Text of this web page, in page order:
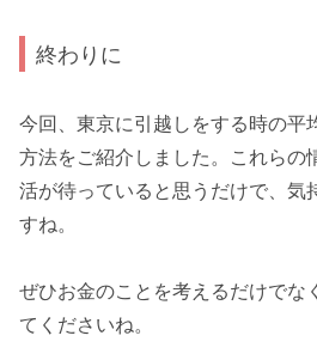
終わりに
今回、東京に引越しをする時の平
方法をご紹介しました。これらの
活が待っていると思うだけで、気
すね。
ぜひお金のことを考えるだけでな
てくださいね。